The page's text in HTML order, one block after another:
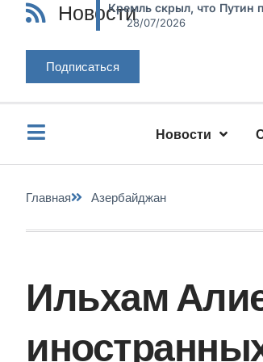
НовостиКремль скрыл, что Путин
28/07/2026
Подписаться
Новости
Главная Азербайджан
Ильхам